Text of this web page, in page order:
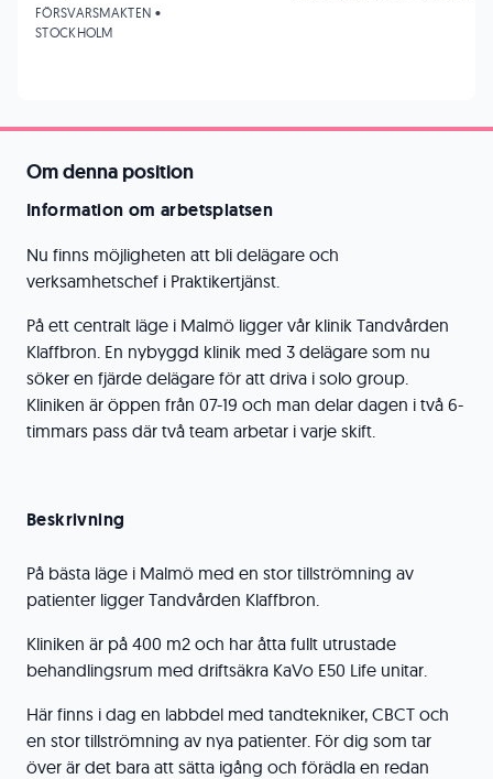
Om denna position
Information om arbetsplatsen
Nu finns möjligheten att bli delägare och
verksamhetschef i Praktikertjänst.
På ett centralt läge i Malmö ligger vår klinik Tandvården
Klaffbron. En nybyggd klinik med 3 delägare som nu
söker en fjärde delägare för att driva i solo group.
Kliniken är öppen från 07-19 och man delar dagen i två 6-
timmars pass där två team arbetar i varje skift.
Beskrivning
På bästa läge i Malmö med en stor tillströmning av
patienter ligger Tandvården Klaffbron.
Kliniken är på 400 m2 och har åtta fullt utrustade
behandlingsrum med driftsäkra KaVo E50 Life unitar.
Här finns i dag en labbdel med tandtekniker, CBCT och
en stor tillströmning av nya patienter. För dig som tar
över är det bara att sätta igång och förädla en redan
FÖRSVARSMAKTEN •
STOCKHOLM